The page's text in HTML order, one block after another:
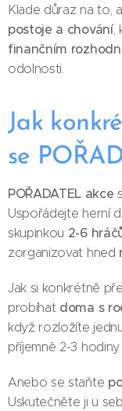
Klade důraz na to,
postoje a chování,
finančním
odolnosti.
Jak
se
POŘADATEL akce
Uspořádejte herní
skupinkou 2-6
zorganizovat hned
Jak si konkrétně
probíhat doma s
když rozložíte
příjemně 2-3
Anebo se staňte
Uskutečněte ji u